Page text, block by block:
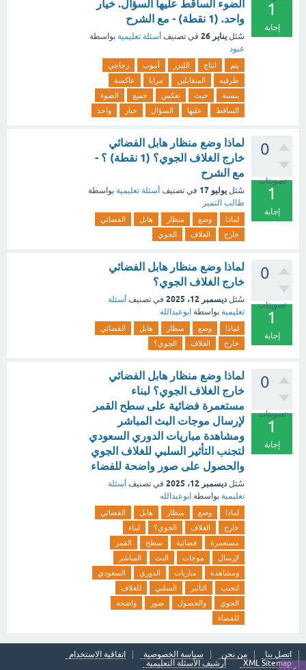
1
إجابة
الضوء الساقط عليها السؤال. خيار
واحد. (1 نقطة) - مع الشرح
سُئل يناير 26 في تصنيف أسئلة تعليمية بواسطة
عبود
يتم انتاج الليزر أنبوب
زجاجي
طرفيه
المتقابلين مرايا
عاكسة
بنسبة
حيث تعكس جميع
الضوء
الساقط
عليها السؤال خيار واحد
0
تصويتات
1
إجابة
لماذا وضع منظار هابل الفضائي
خارج الغلاف الجوي؟ (1 نقطة) ؟ -
مع الشرح
سُئل يوليو 17 في تصنيف أسئلة تعليمية بواسطة
طالب التميز
لماذا وضع منظار هابل
الفضائي
خارج
الغلاف الجوي
0
تصويتات
1
إجابة
لماذا وضع منظار هابل الفضائي
خارج الغلاف الجوي؟
سُئل ديسمبر 12، 2025 في تصنيف أسئلة
تعليمية بواسطة ابوعبدالله
لماذا وضع منظار هابل
الفضائي
خارج
الغلاف الجوي؟
0
تصويتات
1
إجابة
لماذا وضع منظار هابل الفضائي
خارج الغلاف الجوي؟ لبناء
مستعمرة فضائية على سطح القمر
لإرسال موجات البث المباشر
ومشاهدة مباريات الدوري السعودي
لتجنب التأثير السلبي للغلاف الجوي
والحصول على صور واضحة للفضاء
سُئل ديسمبر 12، 2025 في تصنيف أسئلة
تعليمية بواسطة ابوعبدالله
لماذا وضع منظار هابل
الفضائي
خارج
الغلاف الجوي؟
لبناء
مستعمرة
فضائية سطح
القمر
لإرسال
موجات البث
المباشر
ومشاهدة
مباريات الدوري
السعودي
لتجنب
التأثير السلبي
للغلاف
الجوي
والحصول صور
واضحة
للفضاء
اتصل بنا من نحن سياسة الخصوصية
اتفاقية الاستخدام
XML Sitemap
أرشيف الأسئلة التعليمية